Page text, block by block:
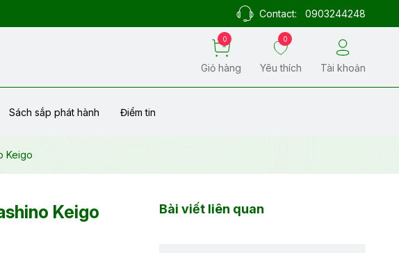
Contact: 0903244248
0
Giỏ hàng
0
Yêu thích Tài khoản
Sách sắp phát hành Điểm tin
Keigo
Keigo Bài viết liên quan